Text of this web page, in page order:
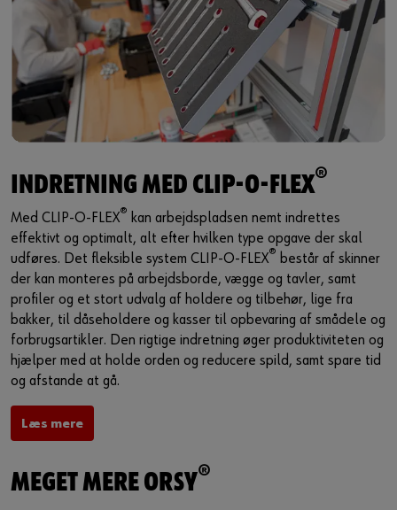
INDRETNING MED CLIP-O-FLEX®
Med CLIP-O-FLEX® kan arbejdspladsen nemt indrettes
effektivt og optimalt, alt efter hvilken type opgave der skal
udføres. Det fleksible system CLIP-O-FLEX® består af skinner
der kan monteres på arbejdsborde, vægge og tavler, samt
profiler og et stort udvalg af holdere og tilbehør, lige fra
bakker, til dåseholdere og kasser til opbevaring af smådele og
forbrugsartikler. Den rigtige indretning øger produktiviteten og
hjælper med at holde orden og reducere spild, samt spare tid
og afstande at gå.
Læs mere
MEGET MERE ORSY®